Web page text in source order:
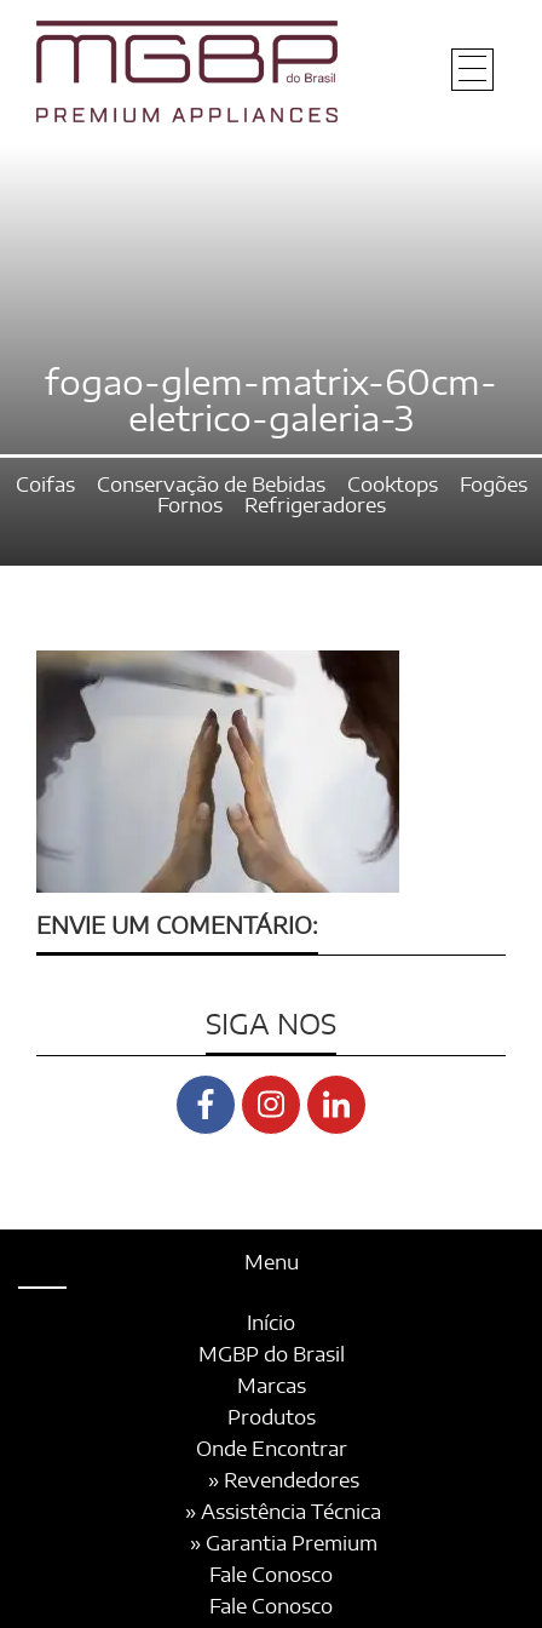
fogao-glem-matrix-60cm-
eletrico-galeria-3
Coifas Conservação de Bebidas Cooktops
Fogões
Fornos
Refrigeradores
ENVIE UM COMENTÁRIO:
SIGA NOS
Menu
Início
MGBP do Brasil
Marcas
Produtos
Onde Encontrar
» Revendedores
» Assistência Técnica
» Garantia Premium
Fale Conosco
Fale Conosco